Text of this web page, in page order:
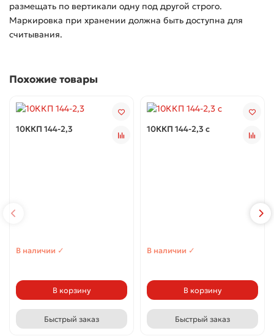
размещать по вертикали одну под другой строго.
Маркировка при хранении должна быть доступна для
считывания.
Похожие товары
10ККП 144-2,3
В наличии ✓
В корзину
Быстрый заказ
10ККП 144-2,3 с
В наличии ✓
В корзину
Быстрый заказ